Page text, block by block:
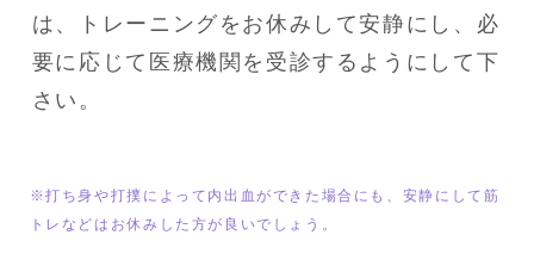
は、トレーニングをお休みして安静にし、必
要に応じて医療機関を受診するようにして下
さい。
※打ち身や打撲によって内出血ができた場合にも、安静にして筋
トレなどはお休みした方が良いでしょう。